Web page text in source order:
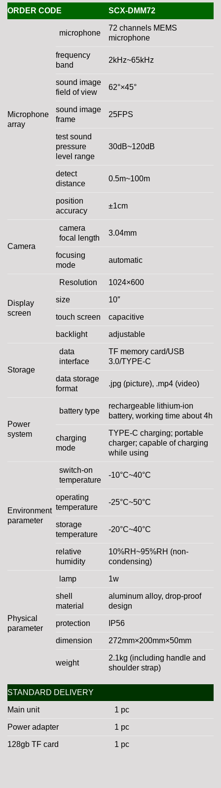
ORDER CODE SCX-DMM72
Microphone
array
microphone
72 channels MEMS
microphone
frequency
band
2kHz~65kHz
sound image
field of view
62°×45°
sound image
frame
25FPS
test sound
pressure
level range
30dB~120dB
detect
distance
0.5m~100m
position
accuracy
±1cm
Camera
camera
focal length
3.04mm
focusing
mode
automatic
Display
screen
Resolution 1024×600
size 10″
touch screen capacitive
backlight adjustable
Storage
data
interface
TF memory card/USB
3.0/TYPE-C
data storage
format
.jpg (picture), .mp4 (video)
Power
system
battery type
rechargeable lithium-ion
battery, working time about 4h
charging
mode
TYPE-C charging; portable
charger; capable of charging
while using
Environment
parameter
switch-on
temperature
-10°C~40°C
operating
temperature
-25°C~50°C
storage
temperature
-20°C~40°C
relative
humidity
10%RH~95%RH (non-
condensing)
Physical
parameter
lamp 1w
shell
material
aluminum alloy, drop-proof
design
protection IP56
dimension 272mm×200mm×50mm
weight
2.1kg (including handle and
shoulder strap)
STANDARD DELIVERY
Main unit 1 pc
Power adapter 1 pc
128gb TF card 1 pc